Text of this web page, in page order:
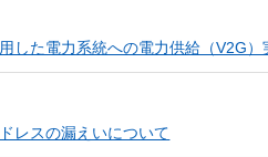
した電力系統への電力供給（V2G）
レスの漏えいについて